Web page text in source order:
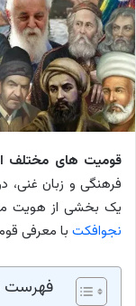
قومیت های مختلف
فرهنگی و زبان غنی،
یک بخشی از هویت
نجوافکت با معرفی
فهرست